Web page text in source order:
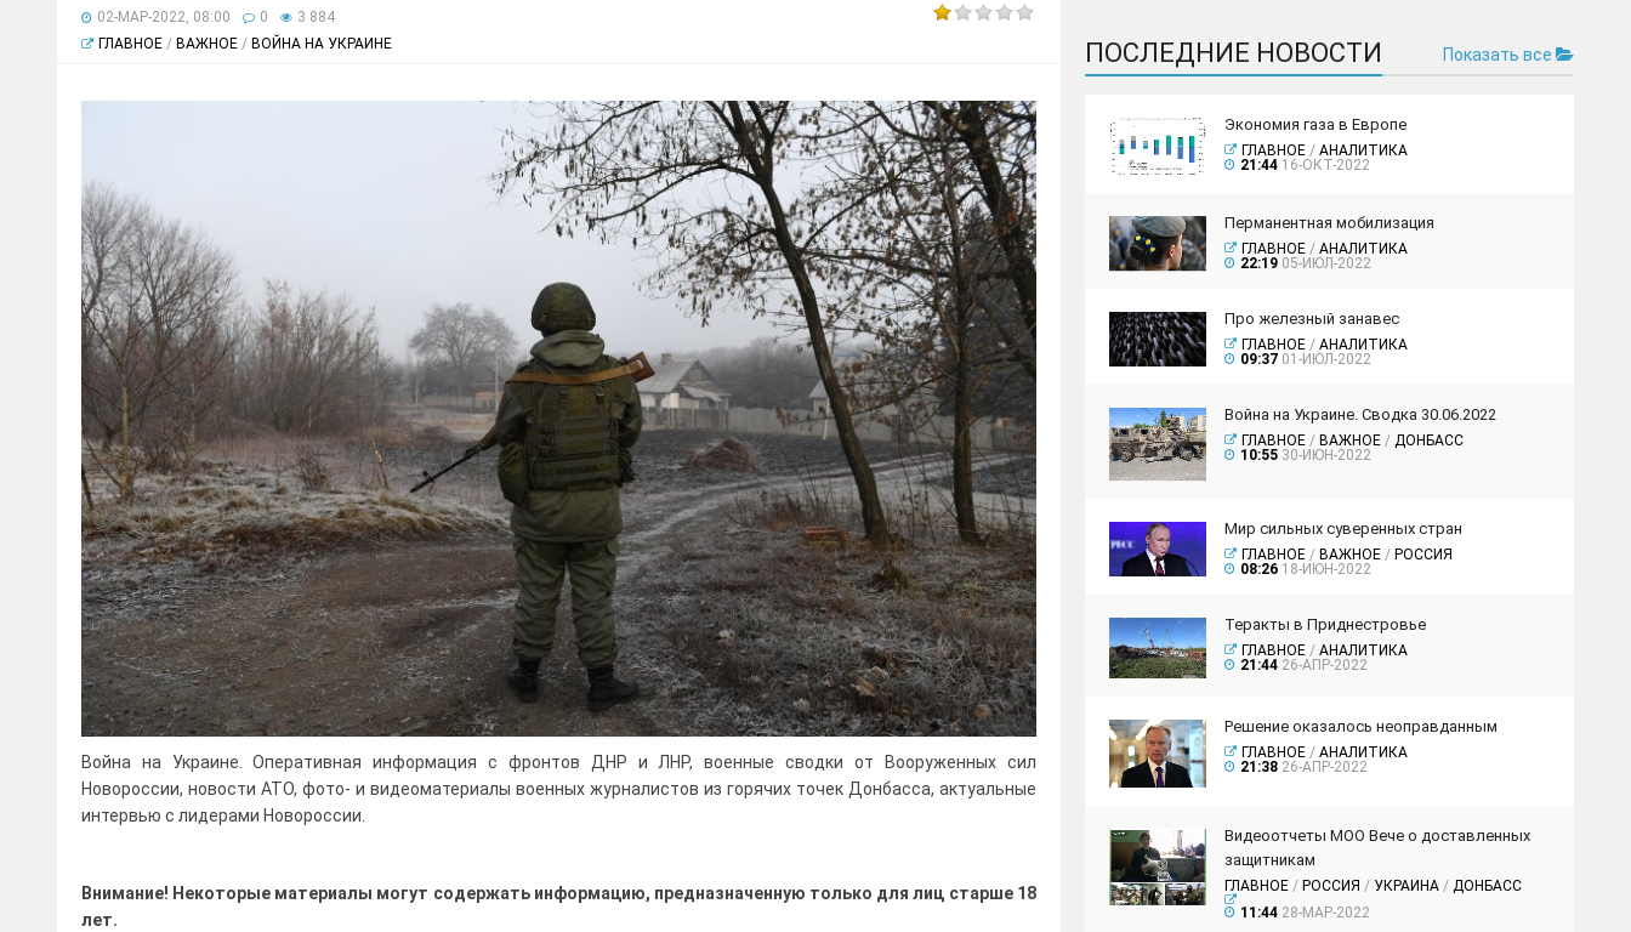
02-МАР-2022, 08:00 0
3 884
ГЛАВНОЕ / ВАЖНОЕ / ВОЙНА НА УКРАИНЕ
Война на Украине. Оперативная информация с фронтов ДНР и ЛНР, военные сводки от Вооруженных сил
Новороссии, новости АТО, фото- и видеоматериалы военных журналистов из горячих точек Донбасса, актуальные
интервью с лидерами Новороссии.
Внимание! Некоторые материалы могут содержать информацию, предназначенную только для лиц старше 18
лет.
ПОСЛЕДНИЕ НОВОСТИ Показать все
Экономия газа в Европе
ГЛАВНОЕ/ АНАЛИТИКА
21:4416-ОКТ-2022
Перманентная мобилизация
ГЛАВНОЕ/ АНАЛИТИКА
22:1905-ИЮЛ-2022
Про железный занавес
ГЛАВНОЕ/ АНАЛИТИКА
09:3701-ИЮЛ-2022
Война на Украине. Сводка 30.06.2022
ГЛАВНОЕ/ ВАЖНОЕ/ ДОНБАСС
10:5530-ИЮН-2022
Мир сильных суверенных стран
ГЛАВНОЕ/ ВАЖНОЕ/ РОССИЯ
08:2618-ИЮН-2022
Теракты в Приднестровье
ГЛАВНОЕ/ АНАЛИТИКА
21:4426-АПР-2022
Решение оказалось неоправданным
ГЛАВНОЕ/ АНАЛИТИКА
21:3826-АПР-2022
Видеоотчеты МОО Вече о доставленных
защитникам
ГЛАВНОЕ/ РОССИЯ / УКРАИНА/ ДОНБАСС
11:4428-МАР-2022